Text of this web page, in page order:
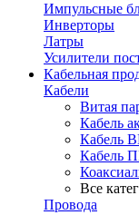
Импульсные
Инверторы
Латры
Усилители
Кабельная
Кабели
Витая
Кабель
Кабель
Кабель
Все
Провода